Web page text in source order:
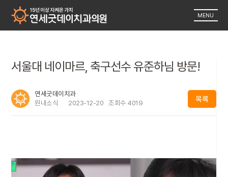
MENU
서울대 네이마르, 축구선수 유준하님 방문!
연세굿데이치과
원내소식
2023-12-20 조회수 4019 목록